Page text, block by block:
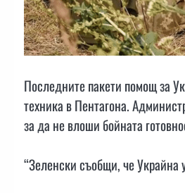
Последните пакети помощ за
техника в Пентагона.
за да не влоши бойната
“Зеленски съобщи, че Украйна